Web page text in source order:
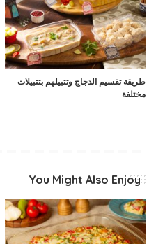
طريقة تقسيم الدجاج وتتبيلهم بتتبيلات
مختلفة
You Might Also Enjoy